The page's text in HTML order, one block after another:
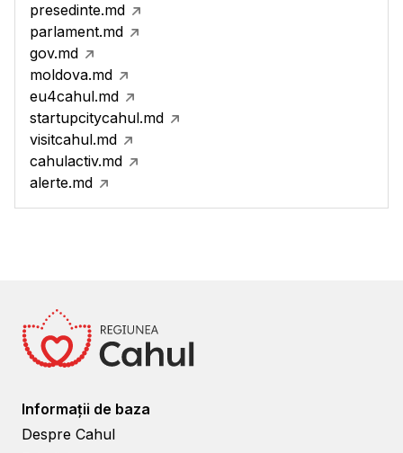
presedinte.md
parlament.md
gov.md
moldova.md
eu4cahul.md
startupcitycahul.md
visitcahul.md
cahulactiv.md
alerte.md
Informații de baza
Despre Cahul